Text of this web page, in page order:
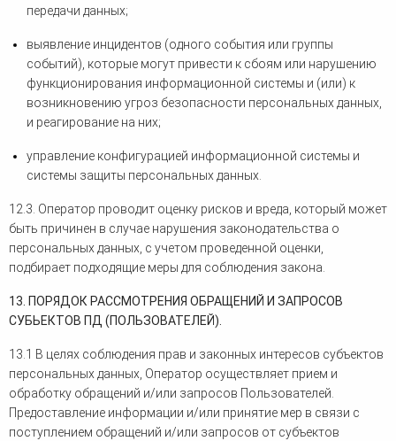
передачи данных;
выявление инцидентов (одного события или группы
событий), которые могут привести к сбоям или нарушению
функционирования информационной системы и (или) к
возникновению угроз безопасности персональных данных,
и реагирование на них;
управление конфигурацией информационной системы и
системы защиты персональных данных.
12.3. Оператор проводит оценку рисков и вреда, который может
быть причинен в случае нарушения законодательства о
персональных данных, с учетом проведенной оценки,
подбирает подходящие меры для соблюдения закона.
13. ПОРЯДОК РАССМОТРЕНИЯ ОБРАЩЕНИЙ И ЗАПРОСОВ
СУБЬЕКТОВ ПД (ПОЛЬЗОВАТЕЛЕЙ).
13.1 В целях соблюдения прав и законных интересов субъектов
персональных данных, Оператор осуществляет прием и
обработку обращений и/или запросов Пользователей.
Предоставление информации и/или принятие мер в связи с
поступлением обращений и/или запросов от субъектов